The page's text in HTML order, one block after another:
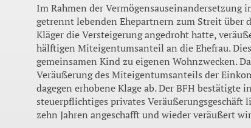
Im Rahmen der Vermögensauseinandersetzung
getrennt lebenden Ehepartnern zum Streit über
Kläger die Versteigerung angedroht hatte,
hälftigen Miteigentumsanteil an die Ehefrau.
gemeinsamen Kind zu eigenen Wohnzwecken.
Veräußerung des Miteigentumsanteils der
dagegen erhobene Klage ab. Der BFH bestätigte
steuerpflichtiges privates
zehn Jahren angeschafft und wieder veräußert